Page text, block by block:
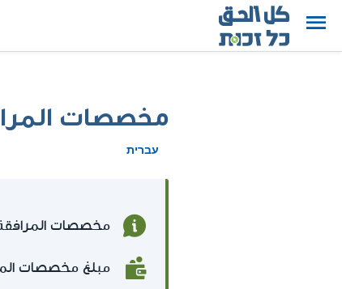
مخصصات
עברית
مخصصات
مبلغ مخصصات المرافقة هو 2,581 شيكل